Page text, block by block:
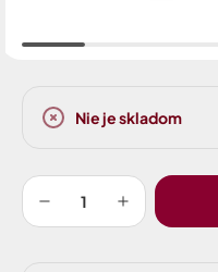
Nie je skladom